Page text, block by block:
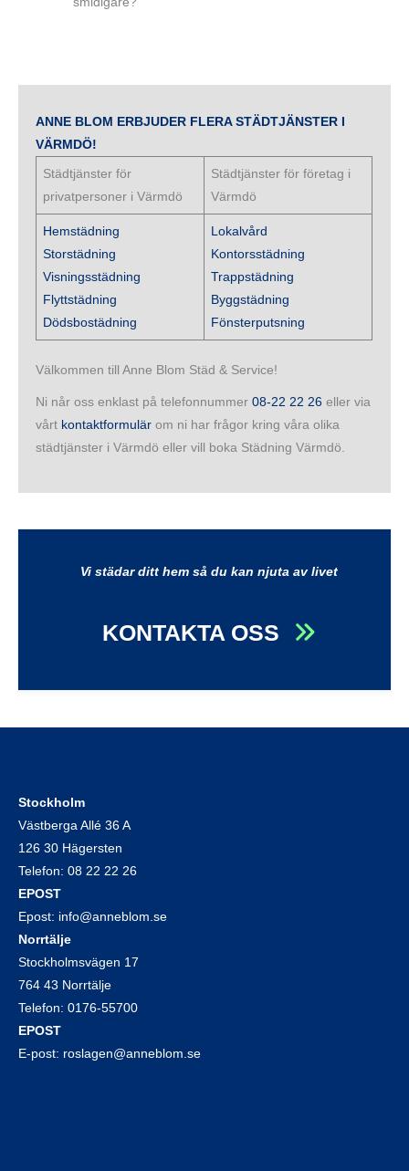
ANNE BLOM ERBJUDER FLERA STÄDTJÄNSTER I
VÄRMDÖ!
Städtjänster för
privatpersoner i Värmdö
Städtjänster för företag i
Värmdö
Hemstädning
Storstädning
Visningsstädning
Flyttstädning
Dödsbostädning
Lokalvård
Kontorsstädning
Trappstädning
Byggstädning
Fönsterputsning
Välkommen till Anne Blom Städ & Service!
Ni når oss enklast på telefonnummer08-22 22 26 eller via
vårt kontaktformulär om ni har frågor kring våra olika
städtjänster i Värmdö eller vill boka Städning Värmdö.
Vi städar ditt hem så du kan njuta av livet
KONTAKTA OSS
Stockholm
Västberga Allé 36 A
126 30 Hägersten
Telefon: 08 22 22 26
EPOST
Epost: info@anneblom.se
Norrtälje
Stockholmsvägen 17
764 43 Norrtälje
Telefon: 0176-55700
EPOST
E-post: roslagen@anneblom.se